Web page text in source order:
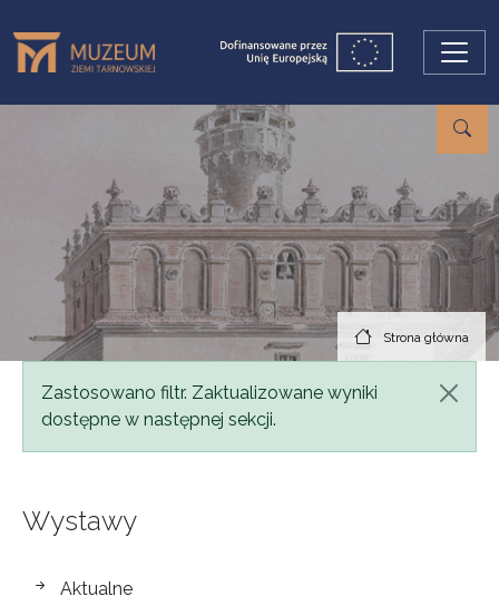
Strona główna
Komunikat
Zastosowano filtr. Zaktualizowane wyniki
dostępne w następnej sekcji.
Wystawy
wystawy
Aktualne